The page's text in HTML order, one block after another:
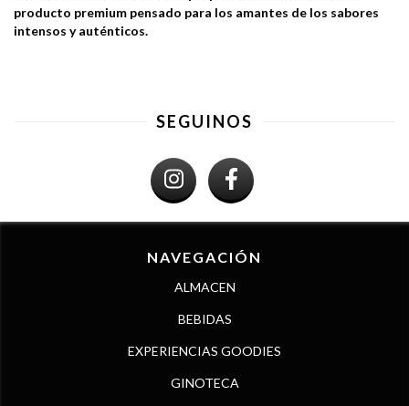
producto premium pensado para los amantes de los sabores
intensos y auténticos.
SEGUINOS
NAVEGACIÓN
ALMACEN
BEBIDAS
EXPERIENCIAS GOODIES
GINOTECA